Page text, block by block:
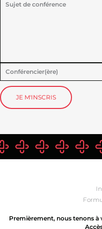
Sujet de conférence
Conférencier(ère)
JE M'INSCRIS
Premièrement, nous tenons à